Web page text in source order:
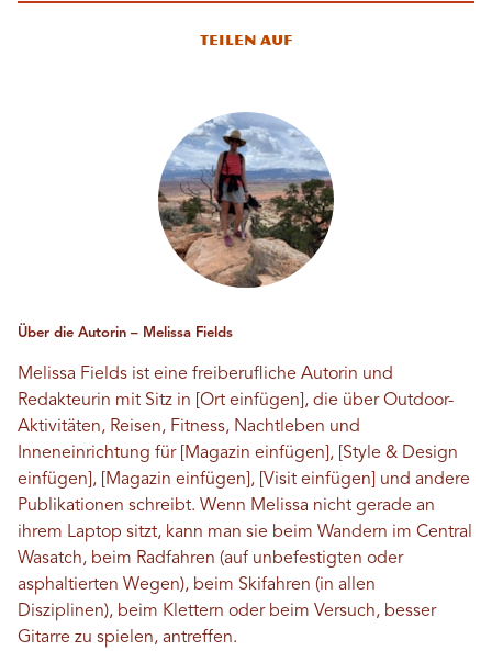
Teilen auf
Über die Autorin – Melissa Fields
Melissa Fields ist eine freiberufliche Autorin und
Redakteurin mit Sitz in [Ort einfügen], die über Outdoor-
Aktivitäten, Reisen, Fitness, Nachtleben und
Inneneinrichtung für [Magazin einfügen], [Style & Design
einfügen], [Magazin einfügen], [Visit einfügen] und andere
Publikationen schreibt. Wenn Melissa nicht gerade an
ihrem Laptop sitzt, kann man sie beim Wandern im Central
Wasatch, beim Radfahren (auf unbefestigten oder
asphaltierten Wegen), beim Skifahren (in allen
Disziplinen), beim Klettern oder beim Versuch, besser
Gitarre zu spielen, antreffen.